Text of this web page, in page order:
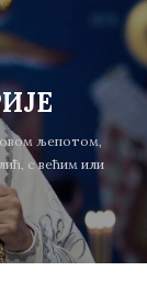
љепотом,
с већим или